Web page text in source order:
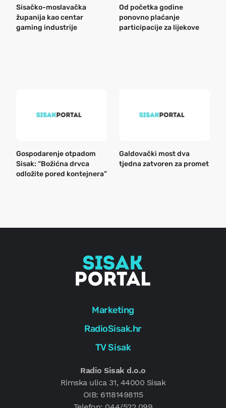
Sisačko-moslavačka
županija kao centar
gaming industrije
Od početka godine
ponovno plaćanje
participacije za lijekove
Gospodarenje otpadom
Sisak: “Božićna drvca
odložite pored kontejnera”
Galdovački most dva
tjedna zatvoren za promet
Marketing
RadioSisak.hr
TV Sisak
Radio Sisak d.o.o
Rimska ulica 31, 44000 Sisak
OIB: 61181498115